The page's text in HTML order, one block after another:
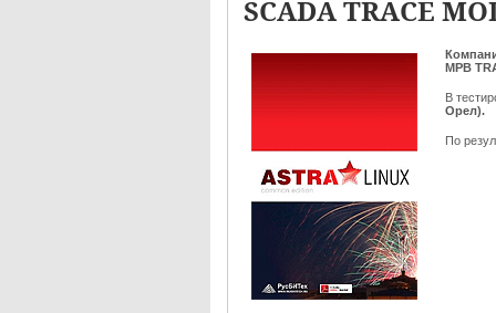
SCADA TRACE
МРВ
В
Орел).
По